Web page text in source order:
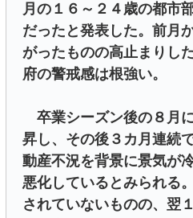
月の１６～２４歳の都市
だったと発表した。前月
がったものの高止まりし
府の警戒感は根強い。
卒業シーズン後の８月
昇し、その後３カ月連続
動産不況を背景に景気が
悪化しているとみられる
されていないものの、翌